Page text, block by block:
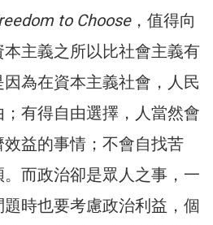
to Choose，值得向
主義之所以比社會主義有
為在資本主義社會，人民
有得自由選擇，人當然會
益的事情；不會自找苦
而政治卻是眾人之事，一
時也要考慮政治利益，個